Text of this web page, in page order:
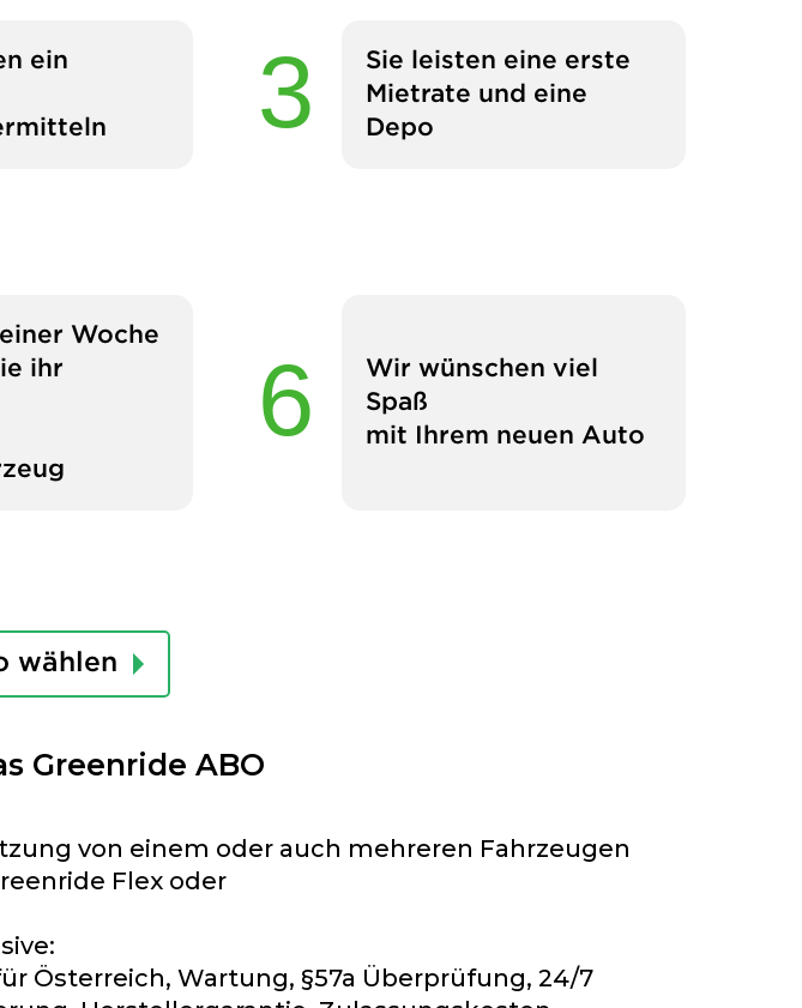
ein
Sie leisten eine erste
Mietrate und eine
Depo
Woche
ihr
Wir wünschen viel
Spaß
mit Ihrem neuen Auto
wählen
Greenride ABO
von einem oder auch mehreren Fahrzeugen
Flex oder
Österreich, Wartung, §57a Überprüfung, 24/7